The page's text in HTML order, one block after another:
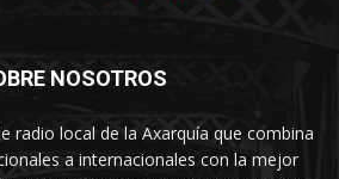
NOSOTROS
radio local de la Axarquía que combina
a internacionales con la mejor